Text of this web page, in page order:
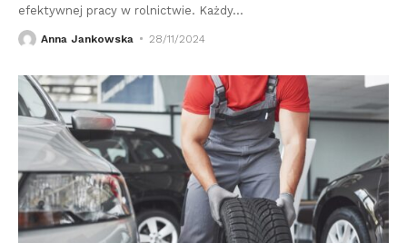
efektywnej pracy w rolnictwie. Każdy…
Anna Jankowska 28/11/2024